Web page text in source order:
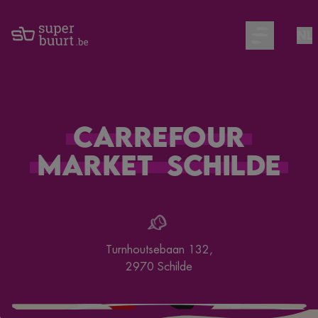
Open main
Carrefour
Market Schilde
Turnhoutsebaan 132,
2970 Schilde